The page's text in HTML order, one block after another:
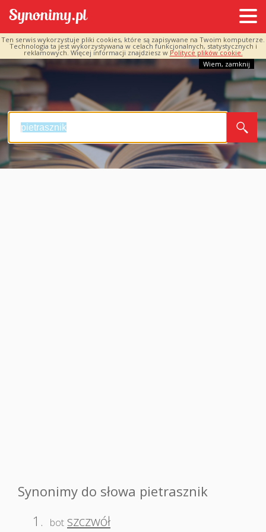
Ten serwis wykorzystuje pliki cookies, które są zapisywane na Twoim komputerze.
Technologia ta jest wykorzystywana w celach funkcjonalnych, statystycznych i
reklamowych. Więcej informacji znajdziesz w Polityce plików cookie.
Wiem, zamknij
Synonimy do słowa pietrasznik
1.
bot szczwół